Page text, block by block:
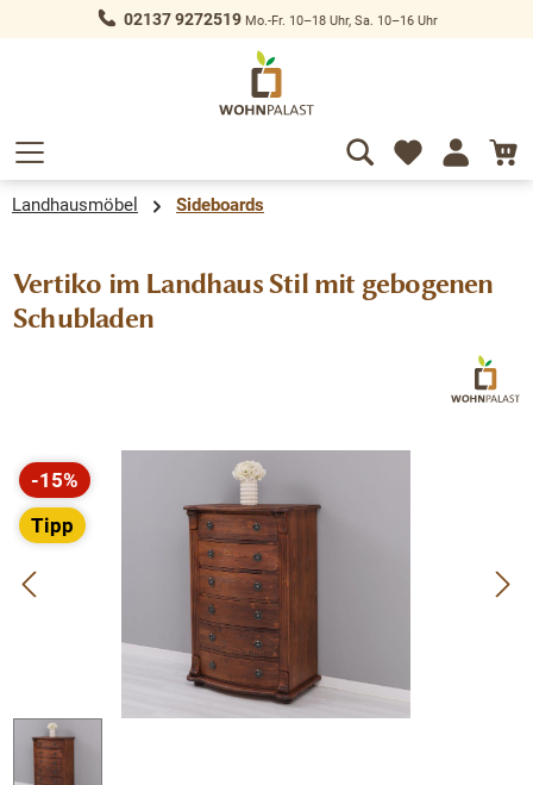
springen 02137 9272519Mo.-Fr. 10–18 Uhr, Sa. 10–16 Uhr
Landhausmöbel Sideboards
Vertiko im Landhaus Stil mit gebogenen
Schubladen
Bildergalerie überspringen
-15%
Rabatt
Tipp